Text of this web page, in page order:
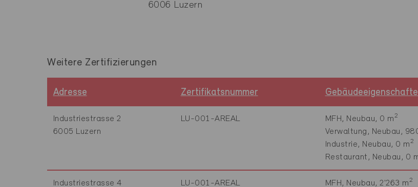
6006 Luzern
Weitere Zertifizierungen
Adresse Zertifikatsnummer
Industriestrasse 2
6005 Luzern
LU-001-AREAL MFH, Neubau, 0 m2
Verwaltung, Neubau,
Industrie, Neubau, 0 m2
Restaurant, Neubau, 0
Industriestrasse 4 LU-001-AREAL MFH, Neubau, 2'263 m2